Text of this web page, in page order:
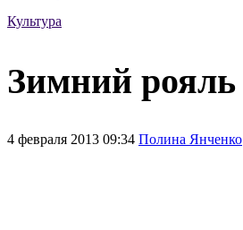
Культура
Зимний рояль
4 февраля 2013 09:34 Полина Янченко